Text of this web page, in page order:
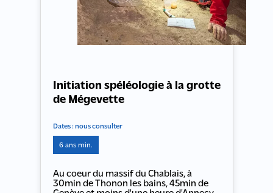
Initiation spéléologie à la grotte
de Mégevette
Dates : nous consulter
6 ans min.
Au coeur du massif du Chablais, à
30min de Thonon les bains, 45min de